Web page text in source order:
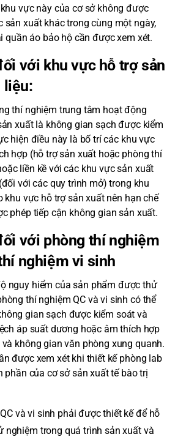
vực này của cơ sở không được
sản xuất khác trong cùng một ngày,
quần áo bảo hộ cần được xem xét.
với khu vực hỗ trợ sản
liệu:
thí nghiệm trung tâm hoạt động
xuất là không gian sạch được kiểm
hiện điều này là bố trí các khu vực
hợp (hỗ trợ sản xuất hoặc phòng thí
liền kề với các khu vực sản xuất
với các quy trình mở) trong khu
khu vực hỗ trợ sản xuất nên hạn chế
phép tiếp cận không gian sản xuất.
với phòng thí nghiệm
nghiệm vi sinh
nguy hiểm của sản phẩm được thử
thí nghiệm QC và vi sinh có thể
gian sạch được kiểm soát và
áp suất dương hoặc âm thích hợp
không gian văn phòng xung quanh.
được xem xét khi thiết kế phòng lab
phần của cơ sở sản xuất tế bào trị
và vi sinh phải được thiết kế để hỗ
nghiệm trong quá trình sản xuất và